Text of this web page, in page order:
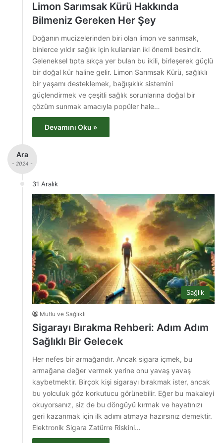
Limon Sarımsak Kürü Hakkında
Bilmeniz Gereken Her Şey
Doğanın mucizelerinden biri olan limon ve sarımsak,
binlerce yıldır sağlık için kullanılan iki önemli besindir.
Geleneksel tıpta sıkça yer bulan bu ikili, birleşerek güçlü
bir doğal kür haline gelir. Limon Sarımsak Kürü, sağlıklı
bir yaşamı desteklemek, bağışıklık sistemini
güçlendirmek ve çeşitli sağlık sorunlarına doğal bir
çözüm sunmak amacıyla popüler hale…
Devamını Oku »
Ara
- 2024 -
31 Aralık
Sağlık
Mutlu ve Sağlıklı
Sigarayı Bırakma Rehberi: Adım Adım
Sağlıklı Bir Gelecek
Her nefes bir armağandır. Ancak sigara içmek, bu
armağana değer vermek yerine onu yavaş yavaş
kaybetmektir. Birçok kişi sigarayı bırakmak ister, ancak
bu yolculuk göz korkutucu görünebilir. Eğer bu makaleyi
okuyorsanız, siz de bu döngüyü kırmak ve hayatınızı
geri kazanmak için ilk adımı atmaya hazırsınız demektir.
Elektronik Sigara Zatürre Riskini…